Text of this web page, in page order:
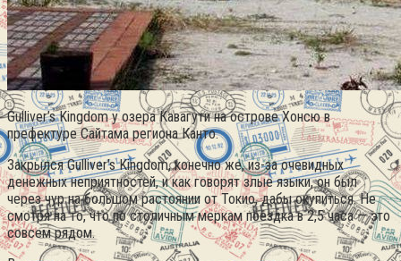
Gulliver’s Kingdom у озера Кавагути на острове Хонсю в
префектуре Сайтама региона Канто.
Закрылся Gulliver’s Kingdom, конечно же, из-за очевидных
денежных неприятностей, и как говорят злые языки, он был
через чур на большом растоянии от Токио, дабы окупиться. Не
смотря на то, что по столичным меркам поездка в 2,5 часа — это
совсем рядом.